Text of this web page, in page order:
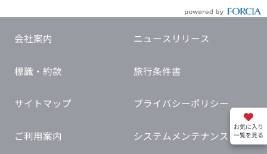
お気に入り
一覧を見る
会社案内 ニュースリリース
標識・約款 旅行条件書
サイトマップ プライバシーポリシー
ご利用案内 システムメンテナンス